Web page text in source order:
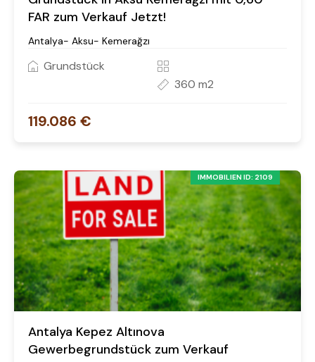
FAR zum Verkauf Jetzt!
Antalya- Aksu- Kemerağzı
Grundstück
360 m2
119.086 €
IMMOBILIEN ID: 2109
Antalya Kepez Altınova
Gewerbegrundstück zum Verkauf